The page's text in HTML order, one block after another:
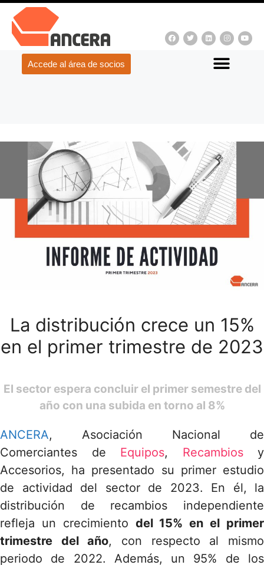
Accede al área de socios
La distribución crece un 15%
en el primer trimestre de 2023
El sector espera concluir el primer semestre del
año con una subida en torno al 8%
ANCERA, Asociación Nacional de
Comerciantes de Equipos, Recambiosy
Accesorios, ha presentado su primer estudio
de actividad del sector de 2023. En él, la
distribución de recambios independiente
refleja un crecimiento del 15% en el primer
trimestre del año, con respecto al mismo
periodo de 2022. Además, un 95% de los